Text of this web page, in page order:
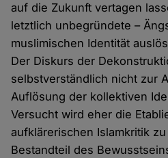
auf die Zukunft vertagen
letztlich unbegründete –
muslimischen Identität
Der Diskurs der
selbstverständlich nicht zur
Auflösung der kollektiven
Versucht wird eher die
aufklärerischen Islamkritik
Bestandteil des